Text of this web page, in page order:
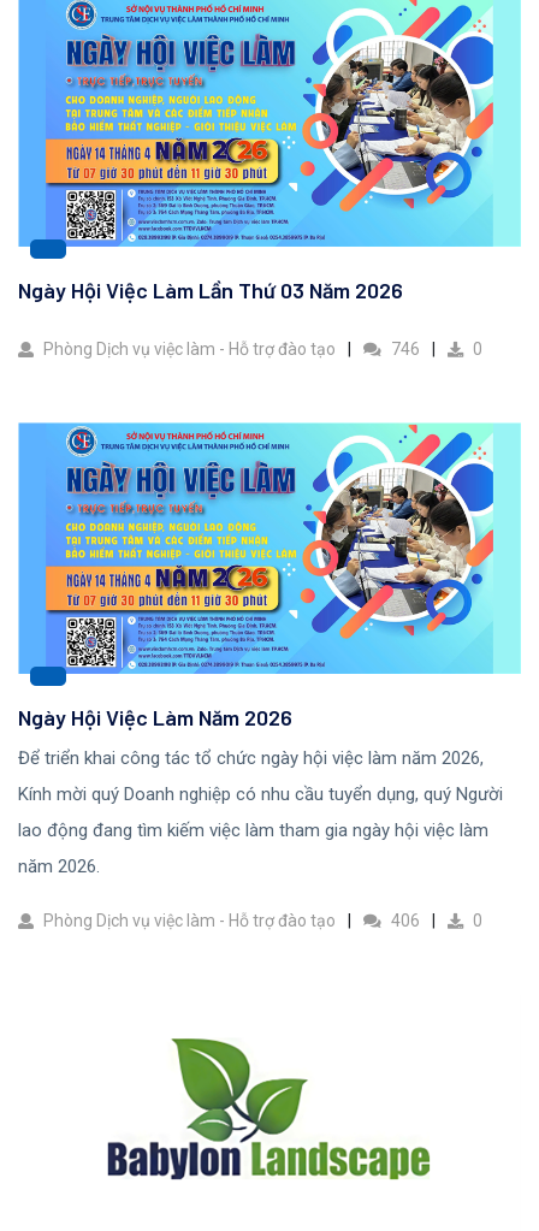
Ngày Hội Việc Làm Lần Thứ 03 Năm 2026
Phòng Dịch vụ việc làm - Hỗ trợ đào tạo 746 0
Ngày Hội Việc Làm Năm 2026
Để triển khai công tác tổ chức ngày hội việc làm năm 2026,
Kính mời quý Doanh nghiệp có nhu cầu tuyển dụng, quý Người
lao động đang tìm kiếm việc làm tham gia ngày hội việc làm
năm 2026.
Phòng Dịch vụ việc làm - Hỗ trợ đào tạo 406 0